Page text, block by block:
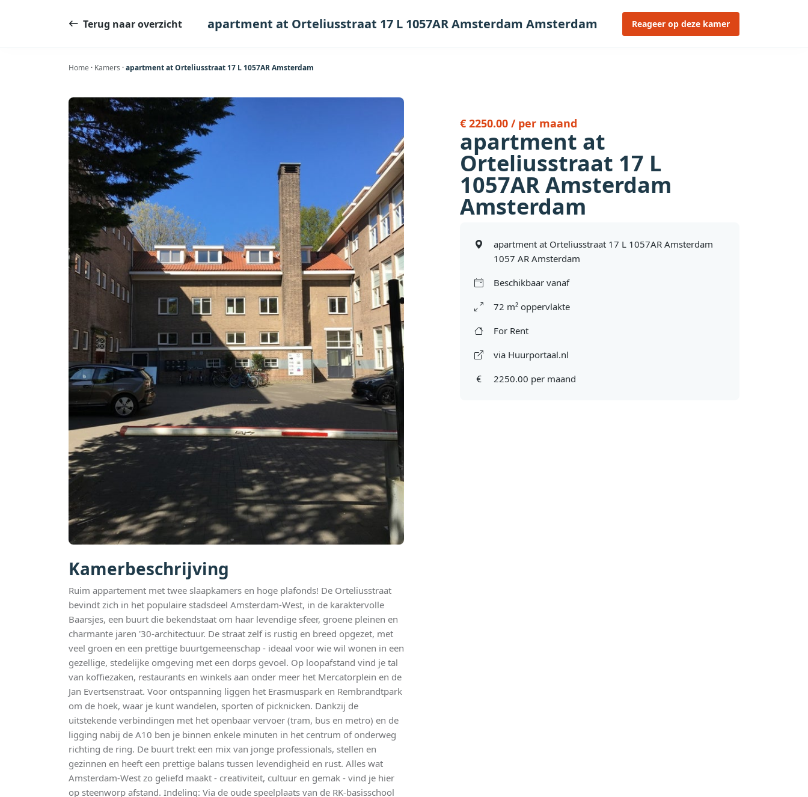
Terug naar overzicht apartment at Orteliusstraat 17 L 1057AR Amsterdam Amsterdam Reageer op deze kamer
Home · Kamers ·apartment at Orteliusstraat 17 L 1057AR Amsterdam
Kamerbeschrijving
Ruim appartement met twee slaapkamers en hoge plafonds! De Orteliusstraat
bevindt zich in het populaire stadsdeel Amsterdam-West, in de karaktervolle
Baarsjes, een buurt die bekendstaat om haar levendige sfeer, groene pleinen en
charmante jaren '30-architectuur. De straat zelf is rustig en breed opgezet, met
veel groen en een prettige buurtgemeenschap - ideaal voor wie wil wonen in een
gezellige, stedelijke omgeving met een dorps gevoel. Op loopafstand vind je tal
van koffiezaken, restaurants en winkels aan onder meer het Mercatorplein en de
Jan Evertsenstraat. Voor ontspanning liggen het Erasmuspark en Rembrandtpark
om de hoek, waar je kunt wandelen, sporten of picknicken. Dankzij de
uitstekende verbindingen met het openbaar vervoer (tram, bus en metro) en de
ligging nabij de A10 ben je binnen enkele minuten in het centrum of onderweg
richting de ring. De buurt trekt een mix van jonge professionals, stellen en
gezinnen en heeft een prettige balans tussen levendigheid en rust. Alles wat
Amsterdam-West zo geliefd maakt - creativiteit, cultuur en gemak - vind je hier
op steenworp afstand. Indeling: Via de oude speelplaats van de RK-basisschool
€ 2250.00 / per maand
apartment at
Orteliusstraat 17 L
1057AR Amsterdam
Amsterdam
apartment at Orteliusstraat 17 L 1057AR Amsterdam
1057 AR Amsterdam
Beschikbaar vanaf
72 m² oppervlakte
For Rent
via Huurportaal.nl
2250.00 per maand